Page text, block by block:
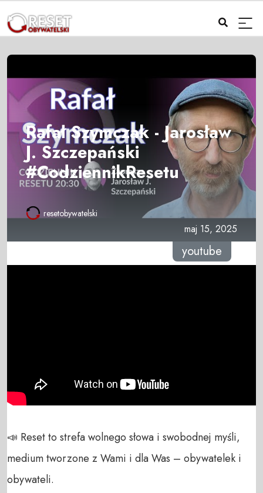
Rafał Szymczak - Jarosław
J. Szczepański
#CodziennikResetu
resetobywatelski
maj 15, 2025
youtube
📣 Reset to strefa wolnego słowa i swobodnej myśli,
medium tworzone z Wami i dla Was – obywatelek i
obywateli.